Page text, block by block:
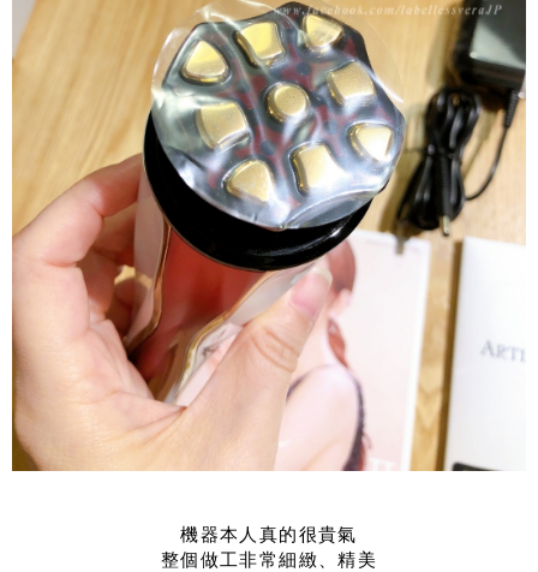
機器本人真的很貴氣
整個做工非常細緻、精美